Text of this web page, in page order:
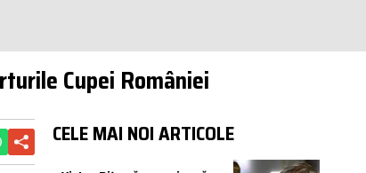
Cupei României
CELE MAI NOI ARTICOLE